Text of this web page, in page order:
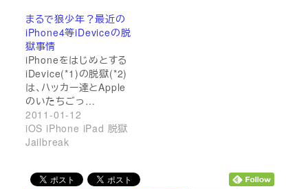
まるで狼少年？最近の
iPhone4等iDeviceの脱
獄事情
iPhoneをはじめとする
iDevice(*1)の脱獄(*2)
は、ハッカー達とApple
のいたちごっ…
2011-01-12
iOS iPhone iPad 脱獄
Jailbreak